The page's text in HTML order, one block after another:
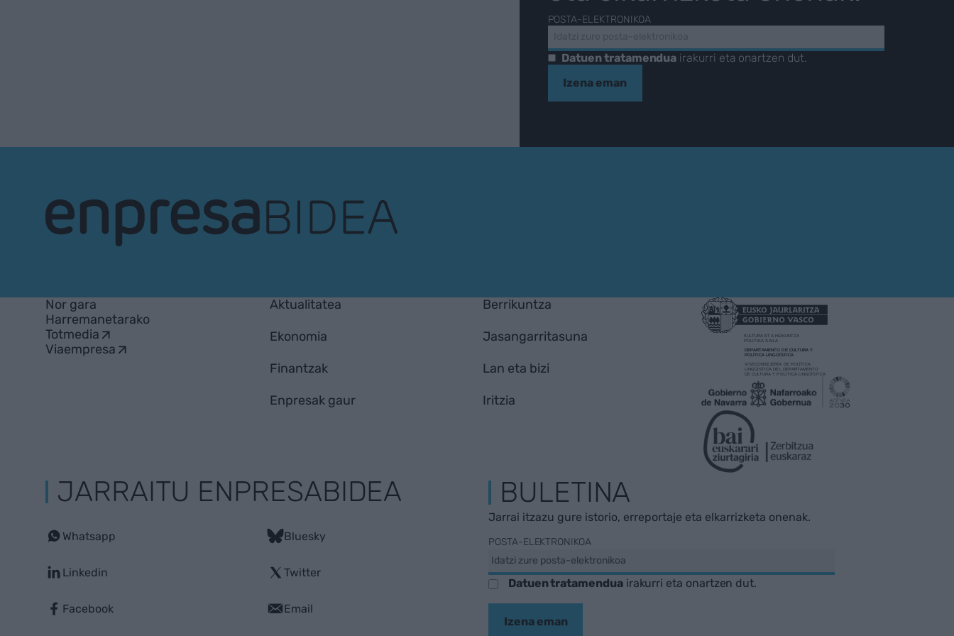
POSTA-ELEKTRONIKOA
Datuen tratamendua irakurri eta onartzen dut.
Izena eman
Nor gara
Harremanetarako
Totmedia
Viaempresa
Aktualitatea
Ekonomia
Finantzak
Enpresak gaur
Berrikuntza
Jasangarritasuna
Lan eta bizi
Iritzia
JARRAITU ENPRESABIDEA
Whatsapp
Linkedin
Facebook
Bluesky
Twitter
Email
BULETINA
Jarrai itzazu gure istorio, erreportaje eta elkarrizketa onenak.
POSTA-ELEKTRONIKOA
Datuen tratamenduairakurri eta onartzen dut.
Izena eman